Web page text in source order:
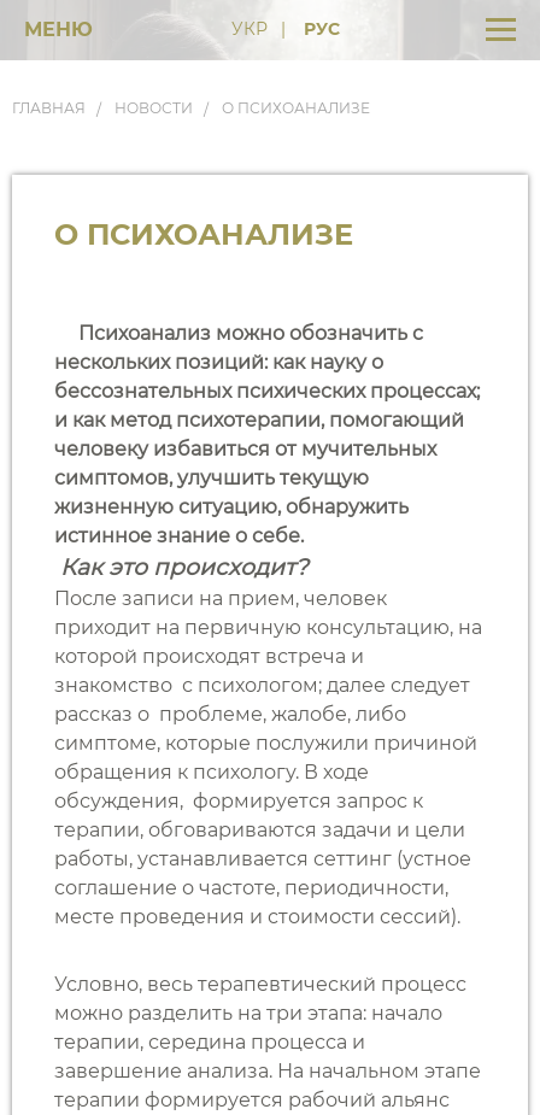
МЕНЮ УКР РУС
ГЛАВНАЯ НОВОСТИ О ПСИХОАНАЛИЗЕ
О ПСИХОАНАЛИЗЕ
Психоанализ можно обозначить с
нескольких позиций: как науку о
бессознательных психических процессах;
и как метод психотерапии, помогающий
человеку избавиться от мучительных
симптомов, улучшить текущую
жизненную ситуацию, обнаружить
истинное знание о себе.
Как это происходит?
После записи на прием, человек
приходит на первичную консультацию, на
которой происходят встреча и
знакомство с психологом; далее следует
рассказ о проблеме, жалобе, либо
симптоме, которые послужили причиной
обращения к психологу. В ходе
обсуждения, формируется запрос к
терапии, обговариваются задачи и цели
работы, устанавливается сеттинг (устное
соглашение о частоте, периодичности,
месте проведения и стоимости сессий).
Условно, весь терапевтический процесс
можно разделить на три этапа: начало
терапии, середина процесса и
завершение анализа. На начальном этапе
терапии формируется рабочий альянс